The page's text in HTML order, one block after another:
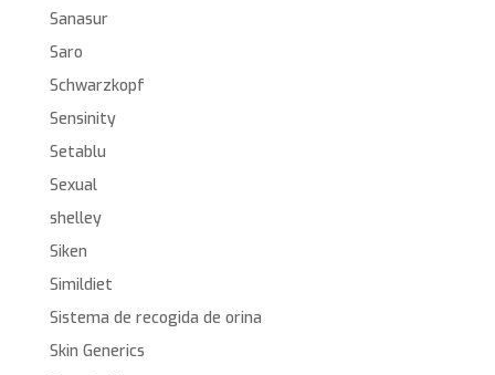
Sanasur
Saro
Schwarzkopf
Sensinity
Setablu
Sexual
shelley
Siken
Simildiet
Sistema de recogida de orina
Skin Generics